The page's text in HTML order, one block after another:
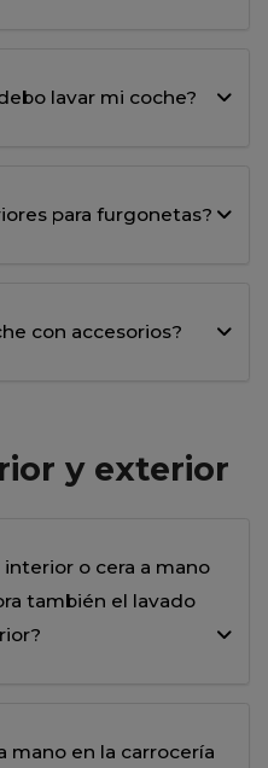
lavar mi coche?
para furgonetas?
con accesorios?
y exterior
o cera a mano
también el lavado
mano en la carrocería